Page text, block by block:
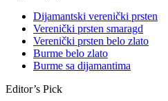
Dijamantski verenički prsten
Verenički prsten smaragd
Verenički prsten belo zlato
Burme belo zlato
Burme sa dijamantima
Editor’s Pick